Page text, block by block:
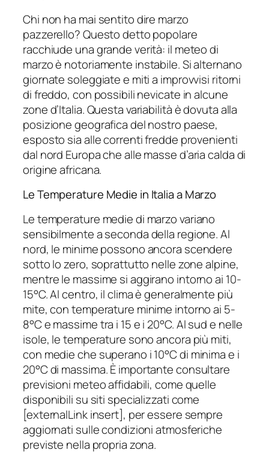
Chi non ha mai sentito dire marzo
pazzerello? Questo detto popolare
racchiude una grande verità: il meteo di
marzo è notoriamente instabile. Si alternano
giornate soleggiate e miti a improvvisi ritorni
di freddo, con possibili nevicate in alcune
zone d’Italia. Questa variabilità è dovuta alla
posizione geografica del nostro paese,
esposto sia alle correnti fredde provenienti
dal nord Europa che alle masse d’aria calda di
origine africana.
Le Temperature Medie in Italia a Marzo
Le temperature medie di marzo variano
sensibilmente a seconda della regione. Al
nord, le minime possono ancora scendere
sotto lo zero, soprattutto nelle zone alpine,
mentre le massime si aggirano intorno ai 10-
15°C. Al centro, il clima è generalmente più
mite, con temperature minime intorno ai 5-
8°C e massime tra i 15 e i 20°C. Al sud e nelle
isole, le temperature sono ancora più miti,
con medie che superano i 10°C di minima e i
20°C di massima. È importante consultare
previsioni meteo affidabili, come quelle
disponibili su siti specializzati come
[externalLink insert], per essere sempre
aggiornati sulle condizioni atmosferiche
previste nella propria zona.